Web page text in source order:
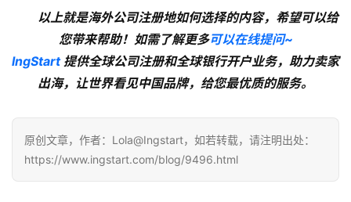
以上就是海外公司注册地如何选择的内容，希望可以给
您带来帮助！如需了解更多可以在线提问~
lngStart 提供全球公司注册和全球银行开户业务，助力卖家
出海，让世界看见中国品牌，给您最优质的服务。
原创文章，作者：Lola@Ingstart，如若转载，请注明出处：
https://www.ingstart.com/blog/9496.html